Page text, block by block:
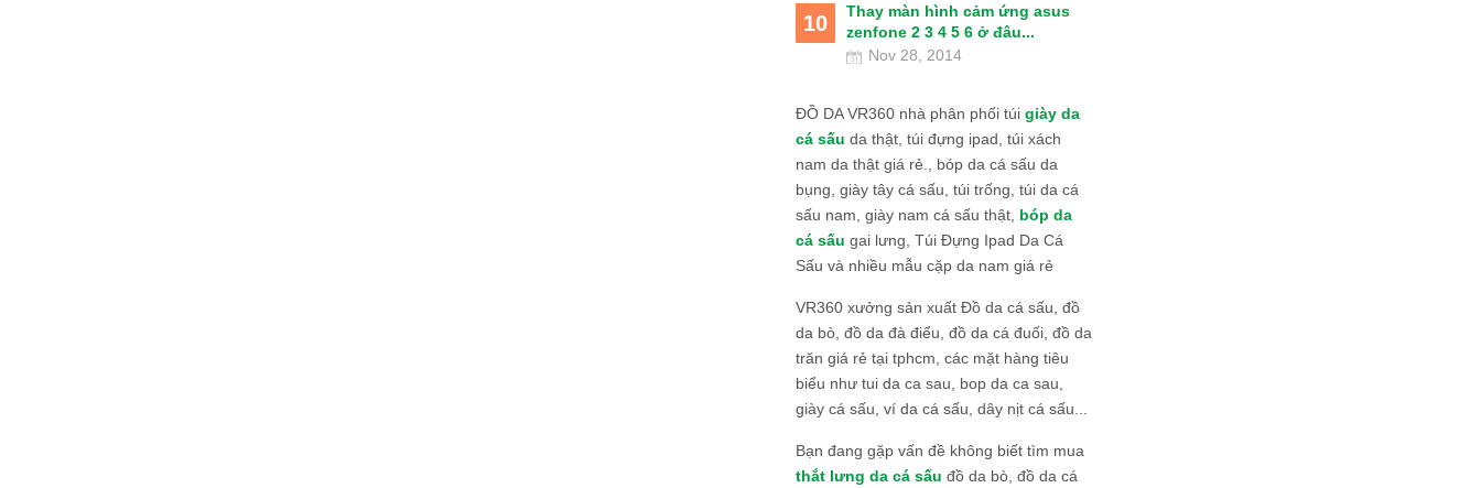
10
Thay màn hình cảm ứng asus
zenfone 2 3 4 5 6 ở đâu...
Nov 28, 2014
ĐỒ DA VR360 nhà phân phối túi giày da
cá sấu da thật, túi đựng ipad, túi xách
nam da thật giá rẻ., bóp da cá sấu da
bụng, giày tây cá sấu, túi trống, túi da cá
sấu nam, giày nam cá sấu thật, bóp da
cá sấu gai lưng, Túi Đựng Ipad Da Cá
Sấu và nhiều mẫu cặp da nam giá rẻ
VR360 xưởng sản xuất Đồ da cá sấu, đồ
da bò, đồ da đà điểu, đồ da cá đuối, đồ da
trăn giá rẻ tại tphcm, các mặt hàng tiêu
biểu như tui da ca sau, bop da ca sau,
giày cá sấu, ví da cá sấu, dây nịt cá sấu...
Bạn đang gặp vấn đề không biết tìm mua
thắt lưng da cá sấu đồ da bò, đồ da cá